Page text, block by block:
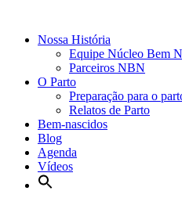
Nossa História
Equipe Núcleo Bem
Parceiros NBN
O Parto
Preparação para o
Relatos de Parto
Bem-nascidos
Blog
Agenda
Vídeos